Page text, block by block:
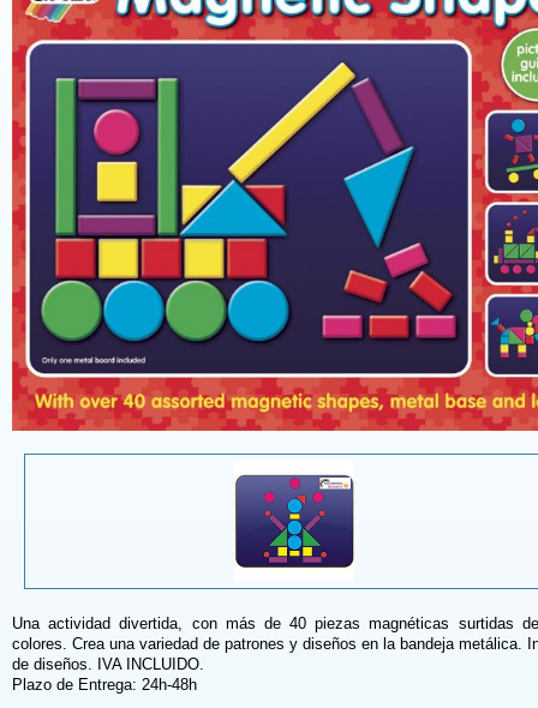
Una actividad divertida, con más de 40 piezas magnéticas surtidas
colores. Crea una variedad de patrones y diseños en la bandeja metálica.
de diseños. IVA INCLUIDO.
Plazo de Entrega: 24h-48h